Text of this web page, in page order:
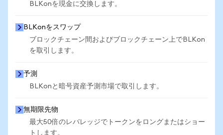
BLKonを現金に交換します。
BLKonをスワップ
ブロックチェーン間およびブロックチェーン上でBLKon
を取引します。
予測
BLKonと暗号資産予測市場で取引します。
無期限先物
最大50倍のレバレッジでトークンをロングまたはショー
トします。